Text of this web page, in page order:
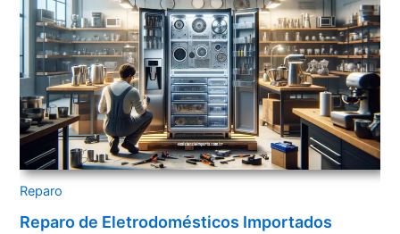
Reparo
Reparo de Eletrodomésticos Importados